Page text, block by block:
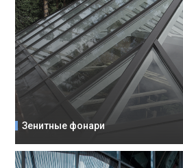
Зенитные фонари